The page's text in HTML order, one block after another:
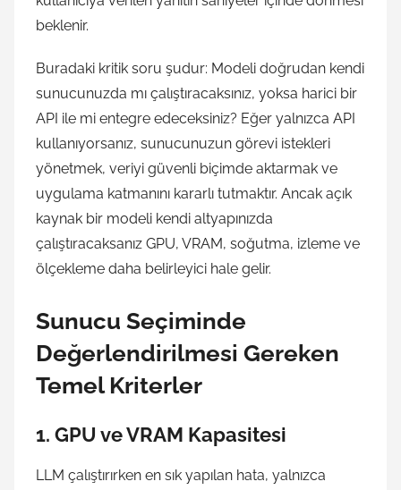
beklenir.
Buradaki kritik soru şudur: Modeli doğrudan kendi
sunucunuzda mı çalıştıracaksınız, yoksa harici bir
API ile mi entegre edeceksiniz? Eğer yalnızca API
kullanıyorsanız, sunucunuzun görevi istekleri
yönetmek, veriyi güvenli biçimde aktarmak ve
uygulama katmanını kararlı tutmaktır. Ancak açık
kaynak bir modeli kendi altyapınızda
çalıştıracaksanız GPU, VRAM, soğutma, izleme ve
ölçekleme daha belirleyici hale gelir.
Sunucu Seçiminde
Değerlendirilmesi Gereken
Temel Kriterler
1. GPU ve VRAM Kapasitesi
LLM çalıştırırken en sık yapılan hata, yalnızca